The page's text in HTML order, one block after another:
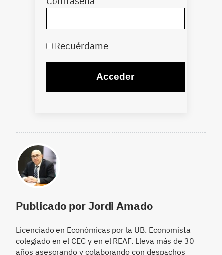
Recuérdame
Publicado por Jordi Amado
Licenciado en Económicas por la UB. Economista
colegiado en el CEC y en el REAF. Lleva más de 30
años asesorando y colaborando con despachos